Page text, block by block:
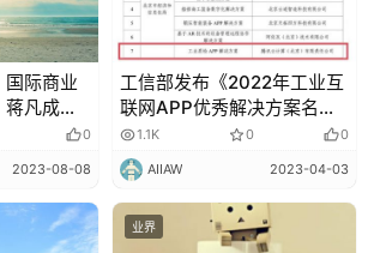
国际商业
凡成合
0
2023-08-08
工信部发布《2022年工业互
联网APP优秀解决方案名
单》，腾讯云智能工业质检
解决方案入选
1.1K 0 0
AIIAW 2023-04-03
业界